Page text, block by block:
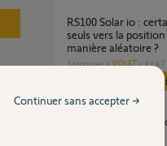
RS100 Solar io : certains volets se déplacent
seuls vers la
manière aléatoire ?
3 réponses VOLET il y a
Continuer sans accepter →